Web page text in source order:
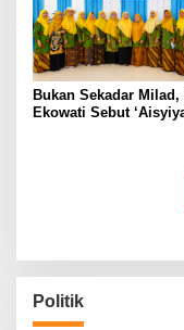
Bukan Sekadar
Ekowati Sebut
Politik